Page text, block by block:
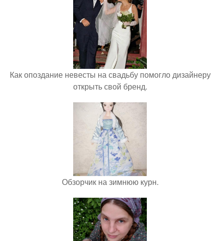
Как опоздание невесты на свадьбу помогло дизайнеру
открыть свой бренд.
Обзорчик на зимнюю курн.